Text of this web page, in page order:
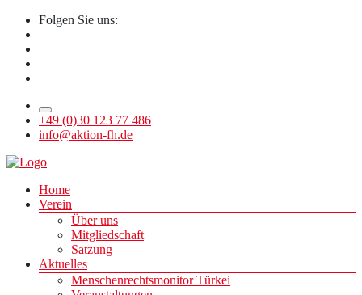
Folgen Sie uns:
+49 (0)30 123 77 486
info@aktion-fh.de
Home
Verein
Über uns
Mitgliedschaft
Satzung
Aktuelles
Menschenrechtsmonitor Türkei